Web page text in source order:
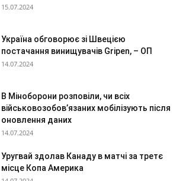
15.07.2024
Україна обговорює зі Швецією
постачання винищувачів Gripen, – ОП
14.07.2024
В Міноборони розповіли, чи всіх
військовозобов’язаних мобілізують після
оновлення даних
14.07.2024
Уругвай здолав Канаду в матчі за третє
місце Копа Америка